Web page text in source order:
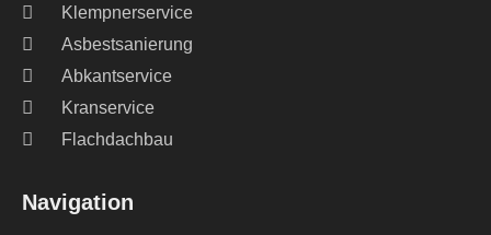
Navigation
Klempnerservice
Asbestsanierung
Abkantservice
Kranservice
Flachdachbau